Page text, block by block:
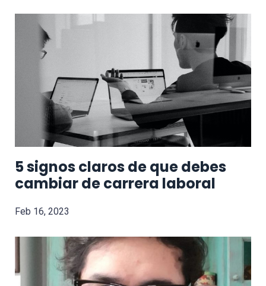
5 signos claros de que debes
cambiar de carrera laboral
Feb 16, 2023